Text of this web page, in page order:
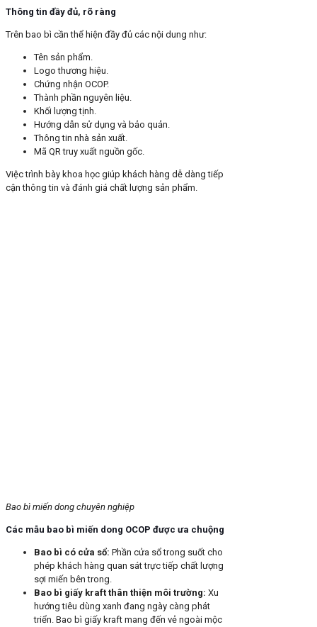
Thông tin đầy đủ, rõ ràng
Trên bao bì cần thể hiện đầy đủ các nội dung như:
Tên sản phẩm.
Logo thương hiệu.
Chứng nhận OCOP.
Thành phần nguyên liệu.
Khối lượng tịnh.
Hướng dẫn sử dụng và bảo quản.
Thông tin nhà sản xuất.
Mã QR truy xuất nguồn gốc.
Việc trình bày khoa học giúp khách hàng dễ dàng tiếp
cận thông tin và đánh giá chất lượng sản phẩm.
Bao bì miến dong chuyên nghiệp
Các mẫu bao bì miến dong OCOP được ưa chuộng
Bao bì có cửa sổ: Phần cửa sổ trong suốt cho
phép khách hàng quan sát trực tiếp chất lượng
sợi miến bên trong.
Bao bì giấy kraft thân thiện môi trường: Xu
hướng tiêu dùng xanh đang ngày càng phát
triển. Bao bì giấy kraft mang đến vẻ ngoài mộc